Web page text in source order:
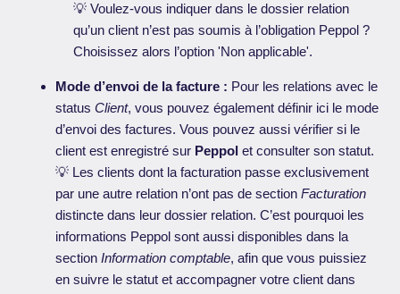
💡 Voulez-vous indiquer dans le dossier relation
qu’un client n’est pas soumis à l’obligation Peppol ?
Choisissez alors l’option 'Non applicable'.
Mode d’envoi de la facture : Pour les relations avec le
statusClient, vous pouvez également définir ici le mode
d’envoi des factures. Vous pouvez aussi vérifier si le
client est enregistré sur Peppol et consulter son statut.
💡 Les clients dont la facturation passe exclusivement
par une autre relation n’ont pas de sectionFacturation
distincte dans leur dossier relation. C’est pourquoi les
informations Peppol sont aussi disponibles dans la
sectionInformation comptable, afin que vous puissiez
en suivre le statut et accompagner votre client dans